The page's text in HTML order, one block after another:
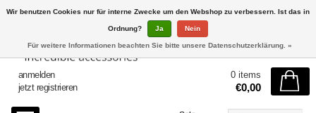
anmelden
jetzt registrieren
0 items
€0,00
Wir benutzen Cookies nur für interne Zwecke um den Webshop zu verbessern. Ist das in
Ordnung? Ja Nein
Für weitere Informationen beachten Sie bitte unsere Datenschutzerklärung. »